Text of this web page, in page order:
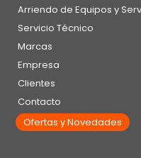
Arriendo de Equipos y
Servicio Técnico
Marcas
Empresa
Clientes
Contacto
Ofertas y Novedades